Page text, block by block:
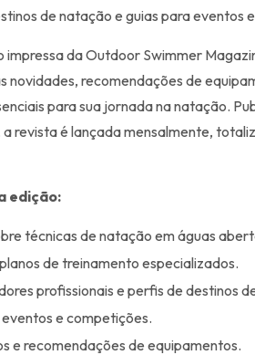
de natação e guias para eventos
impressa da Outdoor Swimmer
novidades, recomendações de
para sua jornada na natação.
revista é lançada mensalmente,
edição:
técnicas de natação em águas
de treinamento especializados.
profissionais e perfis de destinos
e competições.
e recomendações de equipamentos.